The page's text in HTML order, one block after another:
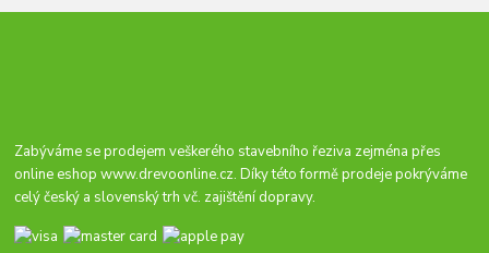
Zabýváme se prodejem veškerého stavebního řeziva zejména přes
online eshopwww.drevoonline.cz. Díky této formě prodeje pokrýváme
celý český a slovenský trh vč. zajištění dopravy.